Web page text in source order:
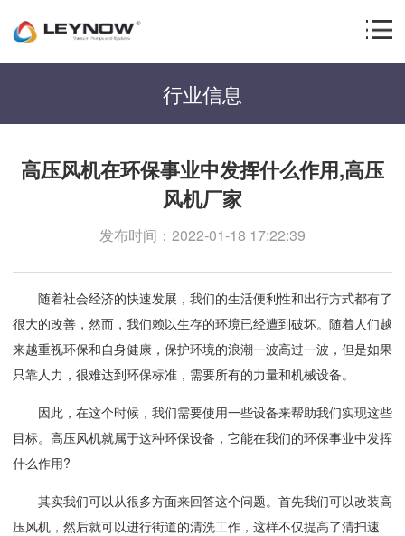
行业信息
高压风机在环保事业中发挥什么作用,高压
风机厂家
发布时间：2022-01-18 17:22:39
随着社会经济的快速发展，我们的生活便利性和出行方式都有了
很大的改善，然而，我们赖以生存的环境已经遭到破坏。随着人们越
来越重视环保和自身健康，保护环境的浪潮一波高过一波，但是如果
只靠人力，很难达到环保标准，需要所有的力量和机械设备。
因此，在这个时候，我们需要使用一些设备来帮助我们实现这些
目标。高压风机就属于这种环保设备，它能在我们的环保事业中发挥
什么作用?
其实我们可以从很多方面来回答这个问题。首先我们可以改装高
压风机，然后就可以进行街道的清洗工作，这样不仅提高了清扫速